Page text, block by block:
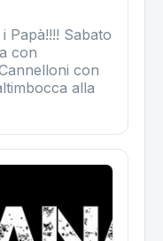
Papà!!!! Sabato
con
con
alla